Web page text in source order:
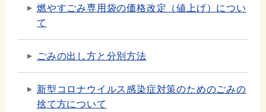
燃やすごみ専用袋の価格改定（値上げ）につい
て
ごみの出し方と分別方法
新型コロナウイルス感染症対策のためのごみの
捨て方について